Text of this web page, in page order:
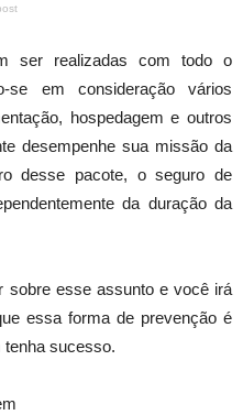
ser realizadas com todo o
se em consideração vários
hospedagem e outros
desempenhe sua missão da
desse pacote, o seguro de
da duração da
sobre esse assunto e você irá
essa forma de prevenção é
tenha sucesso.